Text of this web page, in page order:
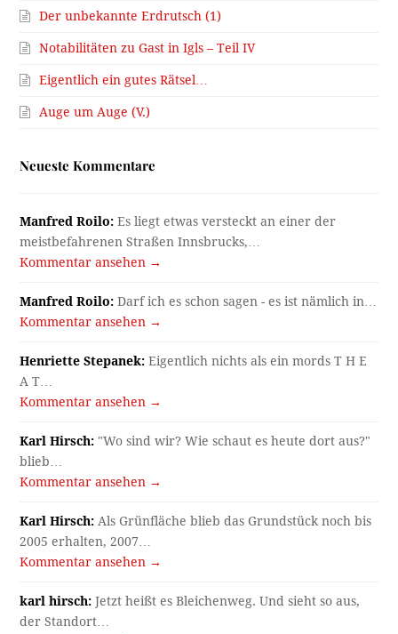
Der unbekannte Erdrutsch (1)
Notabilitäten zu Gast in Igls – Teil IV
Eigentlich ein gutes Rätsel…
Auge um Auge (V.)
Neueste Kommentare
Manfred Roilo: Es liegt etwas versteckt an einer der
meistbefahrenen Straßen Innsbrucks,…
Kommentar ansehen →
Manfred Roilo: Darf ich es schon sagen - es ist nämlich in…
Kommentar ansehen →
Henriette Stepanek: Eigentlich nichts als ein mords T H E
A T…
Kommentar ansehen →
Karl Hirsch: "Wo sind wir? Wie schaut es heute dort aus?"
blieb…
Kommentar ansehen →
Karl Hirsch: Als Grünfläche blieb das Grundstück noch bis
2005 erhalten, 2007…
Kommentar ansehen →
karl hirsch: Jetzt heißt es Bleichenweg. Und sieht so aus,
der Standort…